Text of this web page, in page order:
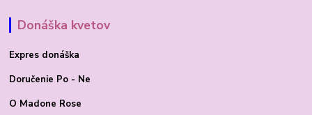
Donáška kvetov
Expres donáška
Doručenie Po - Ne
O Madone Rose